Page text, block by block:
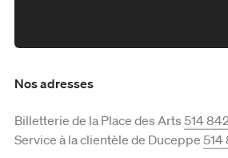
Duceppe en 50 saisons
Bénévolat
Fondation Duceppe
Nos actions
Nos adresses
Billetterie de la Place des Arts 514
Service à la clientèle de Duceppe 514